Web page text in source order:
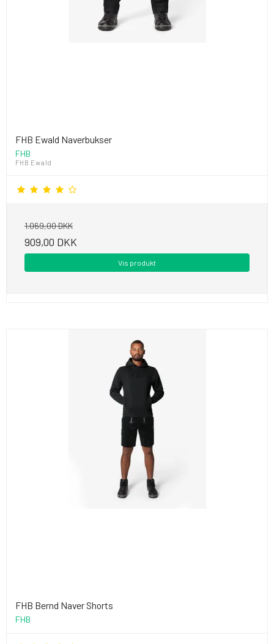
FHB Ewald Naverbukser
FHB
FHB Ewald
1.069,00 DKK
909,00 DKK
Vis produkt
FHB Bernd Naver Shorts
FHB